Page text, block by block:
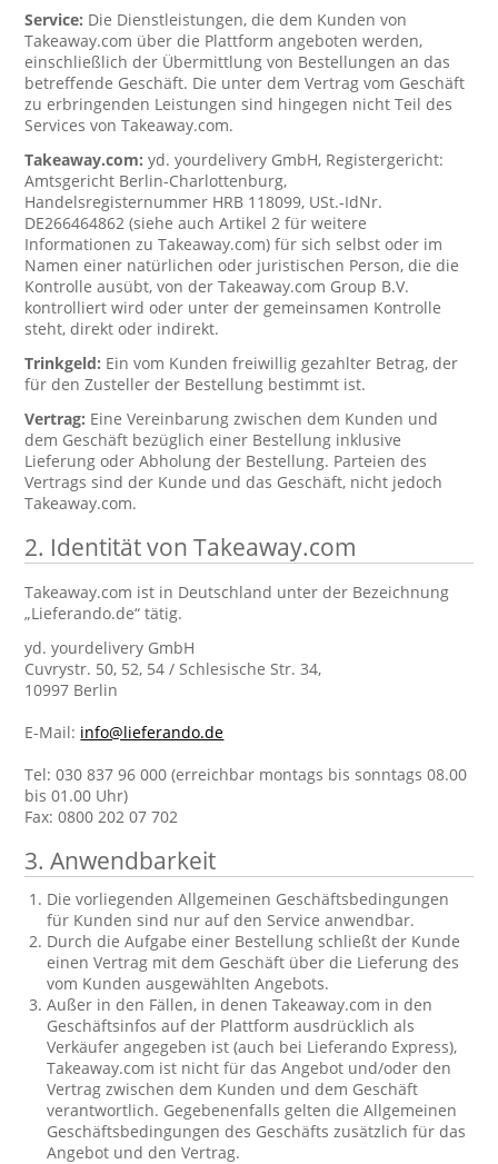
Service: Die Dienstleistungen, die dem Kunden von
Takeaway.com über die Plattform angeboten werden,
einschließlich der Übermittlung von Bestellungen an das
betreffende Geschäft. Die unter dem Vertrag vom Geschäft
zu erbringenden Leistungen sind hingegen nicht Teil des
Services von Takeaway.com.
Takeaway.com:yd. yourdelivery GmbH, Registergericht:
Amtsgericht Berlin-Charlottenburg,
Handelsregisternummer HRB 118099, USt.-IdNr.
DE266464862 (siehe auch Artikel 2 für weitere
Informationen zu Takeaway.com) für sich selbst oder im
Namen einer natürlichen oder juristischen Person, die die
Kontrolle ausübt, von der Takeaway.com Group B.V.
kontrolliert wird oder unter der gemeinsamen Kontrolle
steht, direkt oder indirekt.
Trinkgeld: Ein vom Kunden freiwillig gezahlter Betrag, der
für den Zusteller der Bestellung bestimmt ist.
Vertrag: Eine Vereinbarung zwischen dem Kunden und
dem Geschäft bezüglich einer Bestellung inklusive
Lieferung oder Abholung der Bestellung. Parteien des
Vertrags sind der Kunde und das Geschäft, nicht jedoch
Takeaway.com.
2. Identität von Takeaway.com
Takeaway.com ist in Deutschland unter der Bezeichnung
„Lieferando.de“ tätig.
yd. yourdelivery GmbH
Cuvrystr. 50, 52, 54 / Schlesische Str. 34,
10997 Berlin
E-Mail: info@lieferando.de
Tel: 030 837 96 000 (erreichbar montags bis sonntags 08.00
bis 01.00 Uhr)
Fax: 0800 202 07 702
3. Anwendbarkeit
Die vorliegenden Allgemeinen Geschäftsbedingungen
für Kunden sind nur auf den Service anwendbar.
Durch die Aufgabe einer Bestellung schließt der Kunde
einen Vertrag mit dem Geschäft über die Lieferung des
vom Kunden ausgewählten Angebots.
Außer in den Fällen, in denen Takeaway.com in den
Geschäftsinfos auf der Plattform ausdrücklich als
Verkäufer angegeben ist (auch bei Lieferando Express),
Takeaway.com ist nicht für das Angebot und/oder den
Vertrag zwischen dem Kunden und dem Geschäft
verantwortlich. Gegebenenfalls gelten die Allgemeinen
Geschäftsbedingungen des Geschäfts zusätzlich für das
Angebot und den Vertrag.